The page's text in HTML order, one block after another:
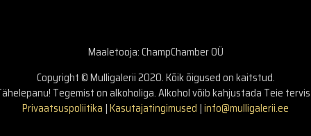
Maaletooja: ChampChamber OÜ
Copyright © Mulligalerii 2020. Kõik õigused on kaitstud.
Tegemist on alkoholiga. Alkohol võib kahjustada Teie
Privaatsuspoliitika |Kasutajatingimused |info@mulligalerii.ee